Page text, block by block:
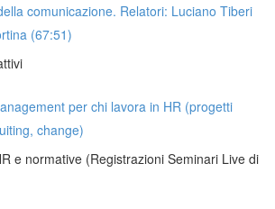
comunicazione. Relatori: Luciano Tiberi
(67:51)
per chi lavora in HR (progetti
change)
e normative (Registrazioni Seminari Live di